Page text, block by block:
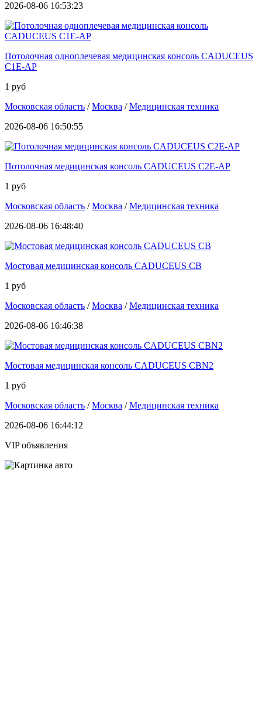
2026-08-06 16:53:23
Потолочная одноплечевая медицинская консоль CADUCEUS
C1E-AP
1 руб
Московская область /Москва /Медицинская техника
2026-08-06 16:50:55
Потолочная медицинская консоль CADUCEUS C2E-AP
1 руб
Московская область /Москва /Медицинская техника
2026-08-06 16:48:40
Мостовая медицинская консоль CADUCEUS CB
1 руб
Московская область /Москва /Медицинская техника
2026-08-06 16:46:38
Мостовая медицинская консоль CADUCEUS CBN2
1 руб
Московская область /Москва /Медицинская техника
2026-08-06 16:44:12
VIP объявления